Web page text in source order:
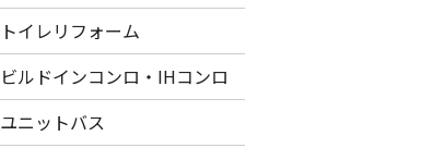
トイレリフォーム
ビルドインコンロ・IHコンロ
ユニットバス